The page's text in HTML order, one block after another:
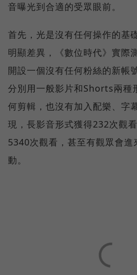
音曝光到合適的受眾眼前。
首先，光是沒有任何操作的基
明顯差異，《數位時代》實際
開設一個沒有任何粉絲的新帳
分別用一般影片和Shorts兩種
何剪輯，也沒有加入配樂、字
現，長影音形式獲得232次觀
5340次觀看，甚至有觀眾會進
動。